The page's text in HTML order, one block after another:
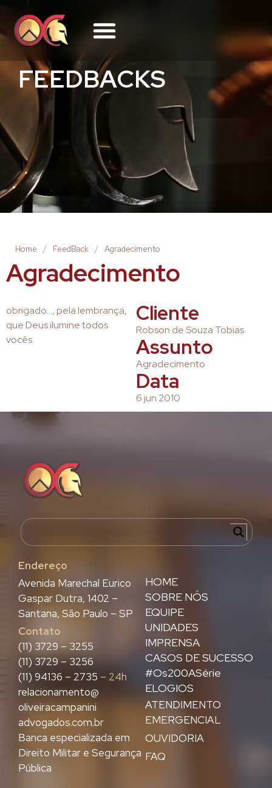
FEEDBACKS
Home / FeedBack / Agradecimento
Agradecimento
obrigado…, pela lembrança,
que Deus ilumine todos
vocês.
Cliente
Robson de Souza Tobias
Assunto
Agradecimento
Data
6 jun 2010
Endereço
HOME
SOBRE NÓS
EQUIPE
UNIDADES
IMPRENSA
CASOS DE SUCESSO
#Os200ASérie
ELOGIOS
ATENDIMENTO
EMERGENCIAL
OUVIDORIA
FAQ
Avenida Marechal Eurico
Gaspar Dutra, 1402 –
Santana, São Paulo – SP
Contato
(11) 3729 – 3255
(11) 3729 – 3256
(11) 94136 – 2735 – 24h
relacionamento@
oliveiracampanini
advogados.com.br
Banca especializada em
Direito Militar e Segurança
Pública